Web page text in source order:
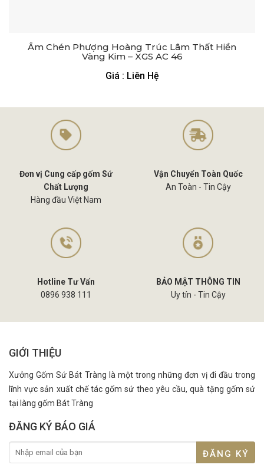
Ấm Chén Phượng Hoàng Trúc Lâm Thất Hiền
Vàng Kim – XGS AC 46
Giá : Liên Hệ
Đơn vị Cung cấp gốm Sứ
Chất Lượng
Hàng đầu Việt Nam
Vận Chuyển Toàn Quốc
An Toàn - Tin Cậy
Hotline Tư Vấn
0896 938 111
BẢO MẬT THÔNG TIN
Uy tín - Tin Cậy
GIỚI THIỆU
Xưởng Gốm Sứ Bát Tràng là một trong những đơn vị đi đầu trong
lĩnh vực sản xuất chế tác gốm sứ theo yêu cầu, quà tặng gốm sứ
tại làng gốm Bát Tràng
ĐĂNG KÝ BÁO GIÁ